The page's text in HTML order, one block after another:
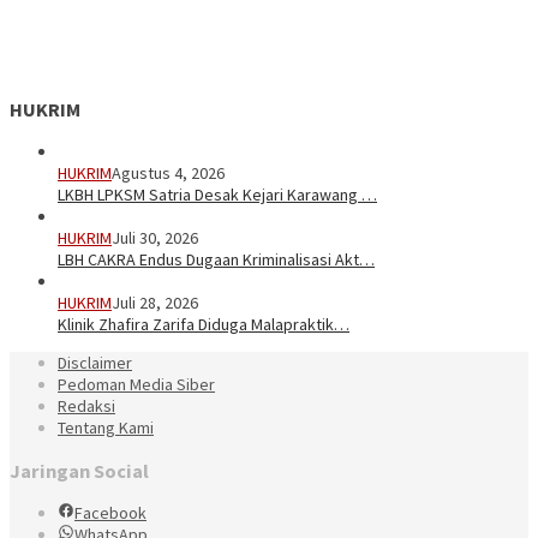
HUKRIM
HUKRIMAgustus 4, 2026
LKBH LPKSM Satria Desak Kejari Karawang …
HUKRIMJuli 30, 2026
LBH CAKRA Endus Dugaan Kriminalisasi Akt…
HUKRIMJuli 28, 2026
Klinik Zhafira Zarifa Diduga Malapraktik…
Disclaimer
Pedoman Media Siber
Redaksi
Tentang Kami
Jaringan Social
Facebook